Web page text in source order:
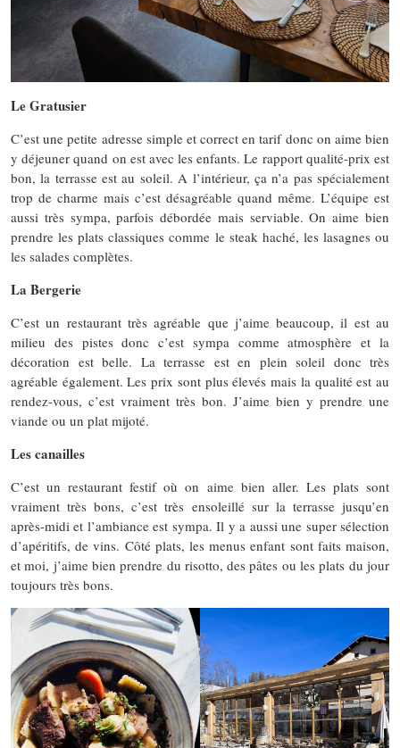
Le Gratusier
C’est une petite adresse simple et correct en tarif donc on aime bien
y déjeuner quand on est avec les enfants. Le rapport qualité-prix est
bon, la terrasse est au soleil. A l’intérieur, ça n’a pas spécialement
trop de charme mais c’est désagréable quand même. L’équipe est
aussi très sympa, parfois débordée mais serviable. On aime bien
prendre les plats classiques comme le steak haché, les lasagnes ou
les salades complètes.
La Bergerie
C’est un restaurant très agréable que j’aime beaucoup, il est au
milieu des pistes donc c’est sympa comme atmosphère et la
décoration est belle. La terrasse est en plein soleil donc très
agréable également. Les prix sont plus élevés mais la qualité est au
rendez-vous, c’est vraiment très bon. J’aime bien y prendre une
viande ou un plat mijoté.
Les canailles
C’est un restaurant festif où on aime bien aller. Les plats sont
vraiment très bons, c’est très ensoleillé sur la terrasse jusqu’en
après-midi et l’ambiance est sympa. Il y a aussi une super sélection
d’apéritifs, de vins. Côté plats, les menus enfant sont faits maison,
et moi, j’aime bien prendre du risotto, des pâtes ou les plats du jour
toujours très bons.